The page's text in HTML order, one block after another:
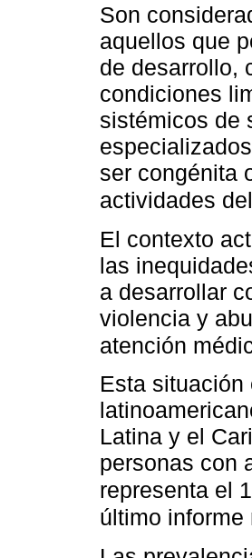
Son
aquellos que
de desarrollo,
condiciones
sistémicos de
ser congénita
actividades
El contexto
las
a desarrollar
violencia y
atención
Esta
Latina y el
personas con
representa el
último